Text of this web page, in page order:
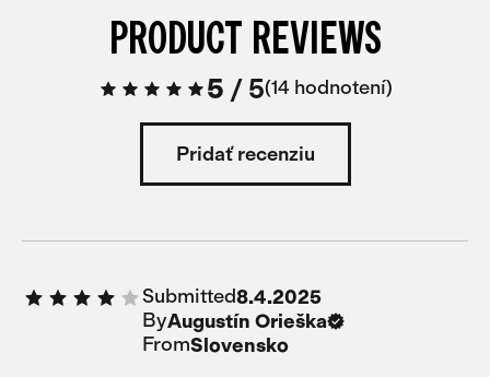
PRODUCT REVIEWS
5 /5 14 hodnotení
Pridať recenziu
Submitted8.4.2025
ByAugustín Orieška
FromSlovensko